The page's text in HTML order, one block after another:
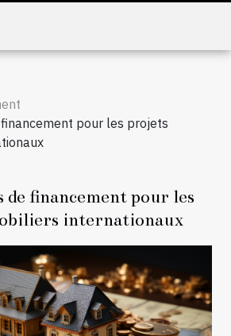
pour les projets
de financement pour les
internationaux